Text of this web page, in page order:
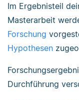
Im Ergebnisteil
Masterarbeit
Forschung
Hypothesen
Durchführung